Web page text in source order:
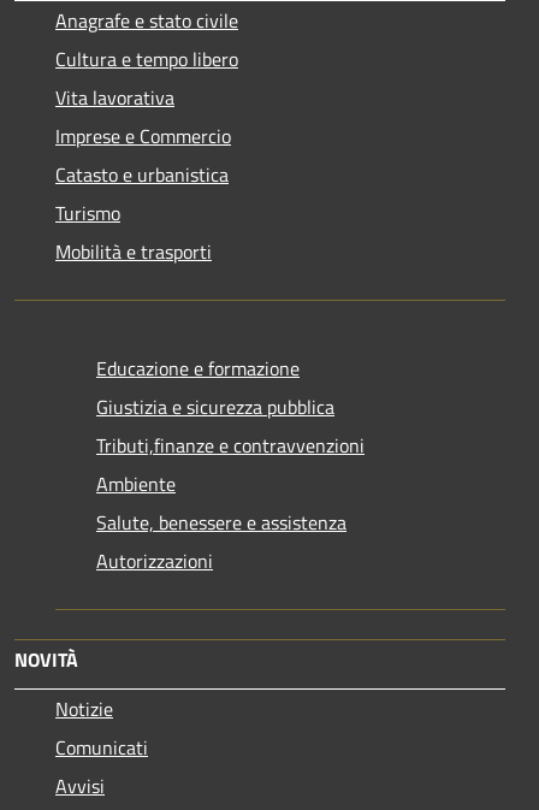
Anagrafe e stato civile
Cultura e tempo libero
Vita lavorativa
Imprese e Commercio
Catasto e urbanistica
Turismo
Mobilità e trasporti
Educazione e formazione
Giustizia e sicurezza pubblica
Tributi,finanze e contravvenzioni
Ambiente
Salute, benessere e assistenza
Autorizzazioni
NOVITÀ
Notizie
Comunicati
Avvisi